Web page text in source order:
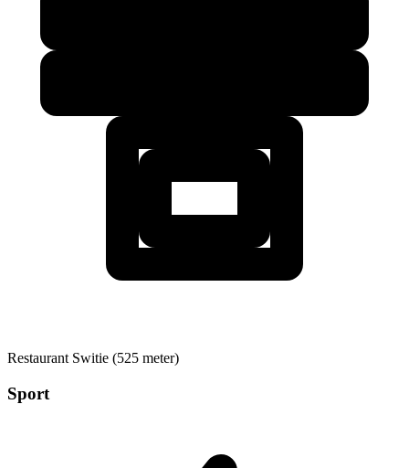
Restaurant Switie (525 meter)
Sport